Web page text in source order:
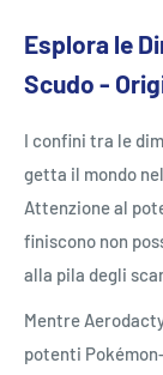
Esplora le
Scudo -
I confini tra le
getta il mondo
Attenzione al
finiscono non
alla pila degli
Mentre
potenti